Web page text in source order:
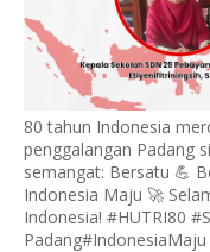
80 tahun Indonesia
penggalangan Padang
semangat: Bersatu 💪
Indonesia Maju 🚀
Indonesia! #HUTRI80
Padang#IndonesiaMaju